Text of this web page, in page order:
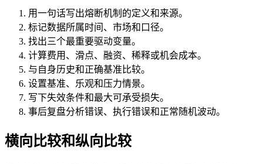
用一句话写出熔断机制的定义和来源。
标记数据所属时间、市场和口径。
找出三个最重要驱动变量。
计算费用、滑点、融资、稀释或机会成本。
与自身历史和正确基准比较。
设置基准、乐观和压力情景。
写下失效条件和最大可承受损失。
事后复盘分析错误、执行错误和正常随机波动。
横向比较和纵向比较